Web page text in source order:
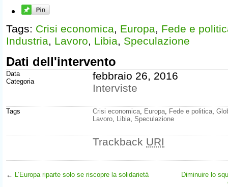
Tags: Crisi economica, Europa, Fede e
Industria, Lavoro, Libia, Speculazione
Dati dell'intervento
Data
Categoria
febbraio 26, 2016
Interviste
Tags Crisi economica, Europa, Fede e politica,
Lavoro, Libia, Speculazione
Trackback URI
← L’Europa riparte solo se riscopre la solidarietà
Diminuire lo